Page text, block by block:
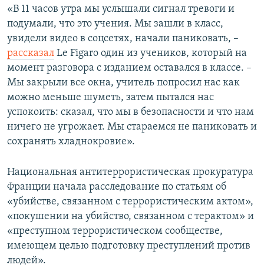
«В 11 часов утра мы услышали сигнал тревоги и
подумали, что это учения. Мы зашли в класс,
увидели видео в соцсетях, начали паниковать, –
рассказал Lе Figaro один из учеников, который на
момент разговора с изданием оставался в классе. –
Мы закрыли все окна, учитель попросил нас как
можно меньше шуметь, затем пытался нас
успокоить: сказал, что мы в безопасности и что нам
ничего не угрожает. Мы стараемся не паниковать и
сохранять хладнокровие».
Национальная антитеррористическая прокуратура
Франции начала расследование по статьям об
«убийстве, связанном с террористическим актом»,
«покушении на убийство, связанном с терактом» и
«преступном террористическом сообществе,
имеющем целью подготовку преступлений против
людей».